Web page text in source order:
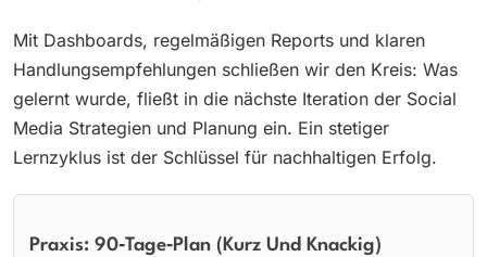
Mit Dashboards, regelmäßigen Reports und klaren
Handlungsempfehlungen schließen wir den Kreis: Was
gelernt wurde, fließt in die nächste Iteration der Social
Media Strategien und Planung ein. Ein stetiger
Lernzyklus ist der Schlüssel für nachhaltigen Erfolg.
Praxis: 90‑Tage‑Plan (Kurz Und Knackig)